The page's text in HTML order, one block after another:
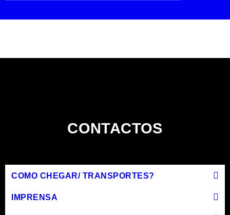
CONTACTOS
COMO CHEGAR/ TRANSPORTES?
IMPRENSA